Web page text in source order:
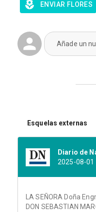
ENVIAR FLORES
Añade un
Esquelas externas
Diario de
2025-08-01
LA SEÑORA Doña
DON SEBASTIAN